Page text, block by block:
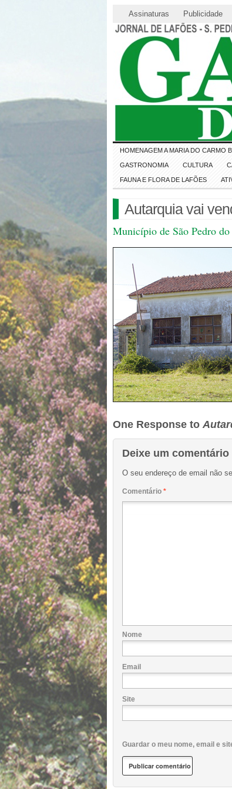
Assinaturas Publicidade
HOMENAGEM A MARIA DO CARMO
GASTRONOMIA CULTURA
FAUNA E FLORA DE LAFÕES
Autarquia vai
Município de São Pedro
One Response to
Deixe um comentário
O seu endereço de email não
Comentário *
Nome
Email
Site
Guardar o meu nome, email e